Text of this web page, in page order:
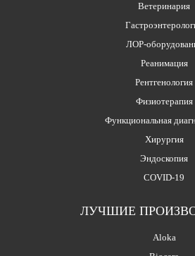
Ветеринария
ЛОР-
Реанимация
Рентгенология
Физиотерапия
Функциональная
Хирургия
Эндоскопия
COVID-19
ЛУЧШИЕ
Aloka